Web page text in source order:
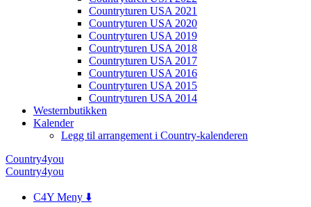
Countryturen USA 2021
Countryturen USA 2020
Countryturen USA 2019
Countryturen USA 2018
Countryturen USA 2017
Countryturen USA 2016
Countryturen USA 2015
Countryturen USA 2014
Westernbutikken
Kalender
Legg til arrangement i Country-kalenderen
Country4you
Country4you
C4Y Meny ⬇️